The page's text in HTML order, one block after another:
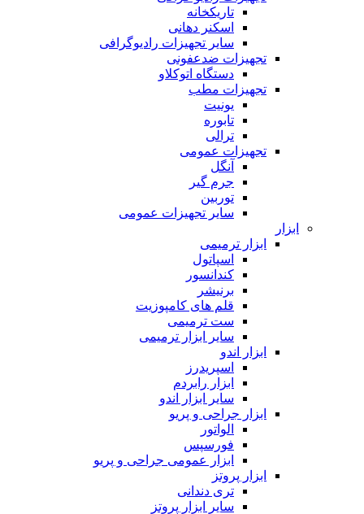
تاریکخانه
اسکنر دهانی
سایر تجهیزات رادیوگرافی
تجهیزات ضدعفونی
دستگاه اتوکلاو
تجهیزات مطب
یونیت
تابوره
ترالی
تجهیزات عمومی
آنگل
جرم گیر
توربین
سایر تجهیزات عمومی
ابزار
ابزار ترمیمی
اسپاتول
کندانسور
برنیشر
قلم های کامپوزیت
ست ترمیمی
سایر ابزار ترمیمی
ابزار اندو
اسپریدرز
ابزار رابردم
سایر ابزار اندو
ابزار جراحی و پریو
الواتور
فورسپس
ابزار عمومی جراحی و پریو
ابزار پروتز
تری دندانی
سایر ابزار پروتز